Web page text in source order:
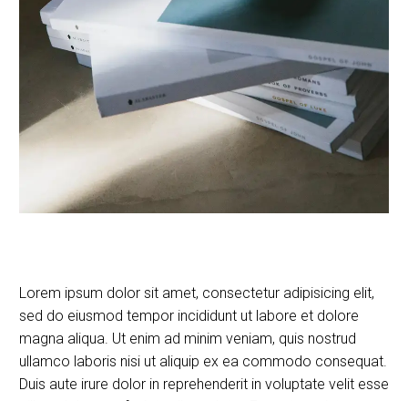
Lorem ipsum dolor sit amet, consectetur adipisicing elit,
sed do eiusmod tempor incididunt ut labore et dolore
magna aliqua. Ut enim ad minim veniam, quis nostrud
ullamco laboris nisi ut aliquip ex ea commodo consequat.
Duis aute irure dolor in reprehenderit in voluptate velit esse